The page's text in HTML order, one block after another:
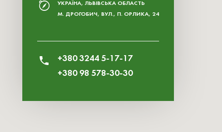
УКРАЇНА, ЛЬВІВСЬКА ОБЛАСТЬ
М. ДРОГОБИЧ, ВУЛ., П. ОРЛИКА, 24
+380 3244 5-17-17
+380 98 578-30-30